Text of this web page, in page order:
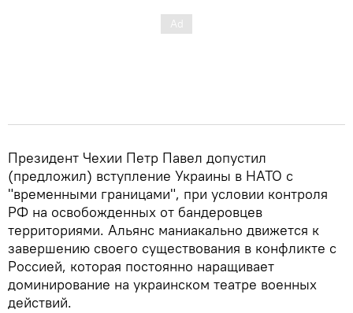
Президент Чехии Петр Павел допустил
(предложил) вступление Украины в НАТО с
"временными границами", при условии контроля
РФ на освобожденных от бандеровцев
территориями. Альянс маниакально движется к
завершению своего существования в конфликте с
Россией, которая постоянно наращивает
доминирование на украинском театре военных
действий.